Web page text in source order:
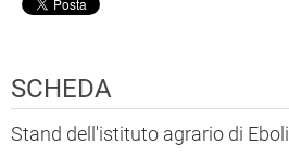
SCHEDA
Stand dell'istituto agrario di Eboli